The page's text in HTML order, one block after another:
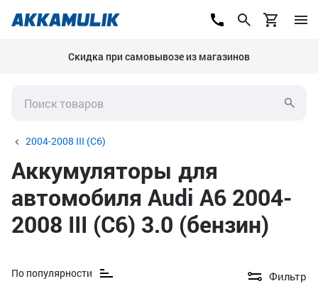
Скидка при самовывозе из магазинов
2004-2008 III (C6)
Аккумуляторы для
автомобиля Audi A6 2004-
2008 III (C6) 3.0 (бензин)
По популярности Фильтр